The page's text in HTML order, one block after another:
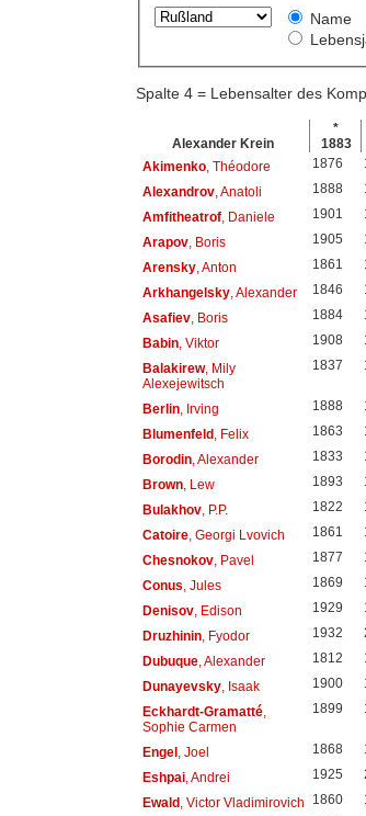
Name
Spalte 4 = Lebensalter des
Alexander Krein
*
1883
Akimenko, Théodore 1876
Alexandrov, Anatoli 1888
Amfitheatrof, Daniele 1901
Arapov, Boris 1905
Arensky, Anton 1861
Arkhangelsky, Alexander 1846
Asafiev, Boris 1884
Babin, Viktor 1908
Balakirew, Mily
Alexejewitsch
1837
Berlin, Irving 1888
Blumenfeld, Felix 1863
Borodin, Alexander 1833
Brown, Lew 1893
Bulakhov, P.P. 1822
Catoire, Georgi Lvovich 1861
Chesnokov, Pavel 1877
Conus , Jules 1869
Denisov, Edison 1929
Druzhinin, Fyodor 1932
Dubuque, Alexander 1812
Dunayevsky, Isaak 1900
Eckhardt-Gramatté,
Sophie Carmen
1899
Engel, Joel 1868
Eshpai, Andrei 1925
Ewald, Victor Vladimirovich 1860